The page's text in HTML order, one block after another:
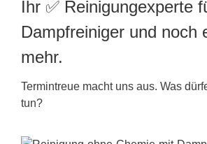
Ihr ✅ Reinigungexperte
Dampfreiniger und noch
mehr.
Termintreue macht uns aus. Was
tun?